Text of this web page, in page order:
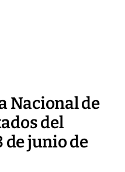
Nacional de
del
de junio de